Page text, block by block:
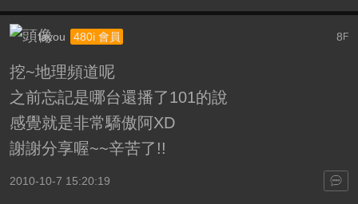
8 F
layou 480i 會員
挖~地理頻道呢
之前忘記是哪台還播了101的說
感覺就是非常驕傲阿XD
謝謝分享喔~~辛苦了!!
2010-10-7 15:20:19